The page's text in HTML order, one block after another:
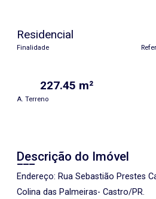
Residencial
Finalidade
227.45 m²
A. Terreno
Descrição do Imóvel
Endereço: Rua Sebastião Prestes
Colina das Palmeiras- Castro/PR.